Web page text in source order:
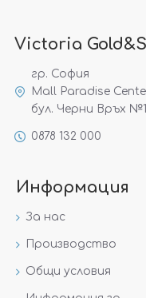
Victoria
гр. София
Mall Paradise
бул. Черни Връх
0878 132 000
Информация
За нас
Производство
Общи условия